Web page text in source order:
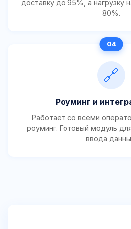
доставку до 95%, а нагрузку
80%.
🔗
Роуминг и
Работает со всеми
роуминг. Готовый модуль
ввода